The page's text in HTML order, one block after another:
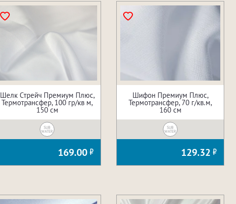
Шелк Стрейч Премиум Плюс,
Термотрансфер, 100 гр/кв м,
150 см
SUB
WATER
169.00
Шифон Премиум Плюс,
Термотрансфер, 70 г/кв.м,
160 см
SUB
WATER
129.32